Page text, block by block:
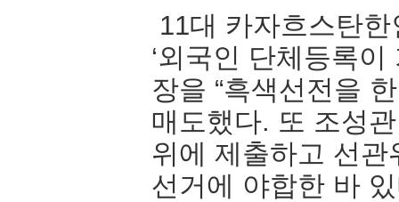
11대 카자흐스탄
‘외국인 단체등록
장을 “흑색선전을
매도했다. 또 조성
위에 제출하고 선
선거에 야합한 바